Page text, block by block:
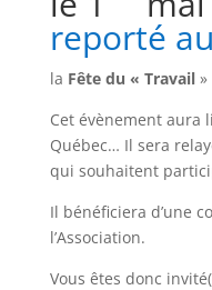
reporté
la Fête du « Travail»
Cet évènement aura
Québec… Il sera
qui souhaitent
Il bénéficiera d’une
l’Association.
Vous êtes donc